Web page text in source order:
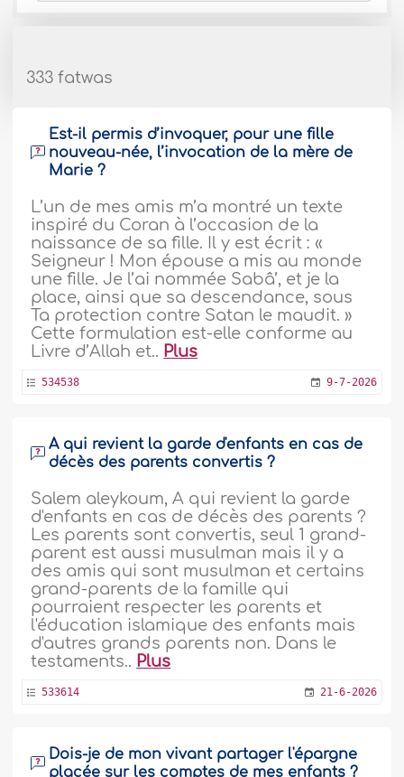
333 fatwas
Est-il permis d’invoquer, pour une fille
nouveau-née, l’invocation de la mère de
Marie ?
L’un de mes amis m’a montré un texte
inspiré du Coran à l’occasion de la
naissance de sa fille. Il y est écrit : «
Seigneur ! Mon épouse a mis au monde
une fille. Je l’ai nommée Sabâ’, et je la
place, ainsi que sa descendance, sous
Ta protection contre Satan le maudit. »
Cette formulation est-elle conforme au
Livre d’Allah et.. Plus
534538 9-7-2026
A qui revient la garde d'enfants en cas de
décès des parents convertis ?
Salem aleykoum, A qui revient la garde
d'enfants en cas de décès des parents ?
Les parents sont convertis, seul 1 grand-
parent est aussi musulman mais il y a
des amis qui sont musulman et certains
grand-parents de la famille qui
pourraient respecter les parents et
l'éducation islamique des enfants mais
d'autres grands parents non. Dans le
testaments.. Plus
533614 21-6-2026
Dois-je de mon vivant partager l'épargne
placée sur les comptes de mes enfants ?